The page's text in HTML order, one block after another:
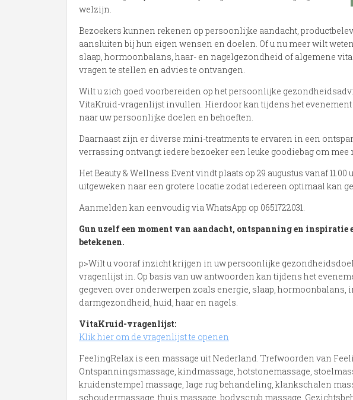
welzijn.
Bezoekers kunnen rekenen op persoonlijke aandacht,
aansluiten bij hun eigen wensen en doelen. Of u nu meer wilt
slaap, hormoonbalans, haar- en nagelgezondheid of algemene
vragen te stellen en advies te ontvangen.
Wilt u zich goed voorbereiden op het persoonlijke
VitaKruid-vragenlijst invullen. Hierdoor kan tijdens het
naar uw persoonlijke doelen en behoeften.
Daarnaast zijn er diverse mini-treatments te ervaren in een
verrassing ontvangt iedere bezoeker een leuke goodiebag om mee
Het Beauty & Wellness Event vindt plaats op 29 augustus vanaf
uitgeweken naar een grotere locatie zodat iedereen optimaal kan
Aanmelden kan eenvoudig via WhatsApp op 0651722031.
Gun uzelf een moment van aandacht, ontspanning en
betekenen.
p>Wilt u vooraf inzicht krijgen in uw persoonlijke
vragenlijst in. Op basis van uw antwoorden kan tijdens het
gegeven over onderwerpen zoals energie, slaap, hormoonbalans,
darmgezondheid, huid, haar en nagels.
VitaKruid-vragenlijst:
Klik hier om de vragenlijst te openen
FeelingRelax is een massage uit Nederland. Trefwoorden van
Ontspanningsmassage, kindmassage, hotstonemassage,
kruidenstempel massage, lage rug behandeling, klankschalen
schoudermassage, thuis massage, bodyscrub massage,